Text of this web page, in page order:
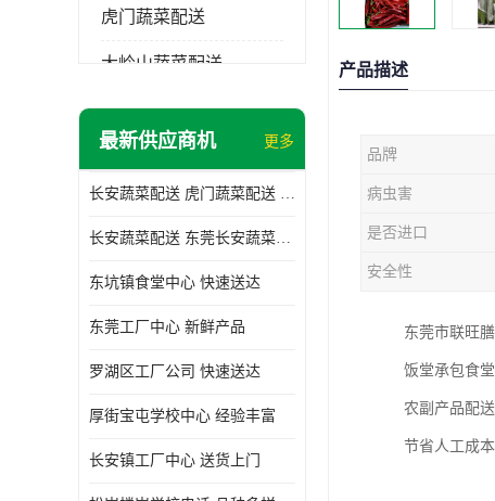
虎门蔬菜配送
大岭山蔬菜配送
长安蔬菜配送
最新供应商机 更多
长安蔬菜配送 虎门蔬菜配送 厚街蔬菜配送 大朗蔬菜配送
长安蔬菜配送 东莞长安蔬菜配送哪家好
东坑镇食堂中心 快速送达
东莞工厂中心 新鲜产品
罗湖区工厂公司 快速送达
厚街宝屯学校中心 经验丰富
长安镇工厂中心 送货上门
产品描述
品牌
病虫害
是否进口
安全性
东莞市联旺
饭堂承包食
农副产品配
节省人工成